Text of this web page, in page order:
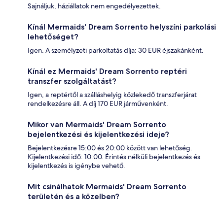
Sajnáljuk, háziállatok nem engedélyezettek.
Kínál Mermaids' Dream Sorrento helyszíni parkolási
lehetőséget?
Igen. A személyzeti parkoltatás díja: 30 EUR éjszakánként.
Kínál ez Mermaids' Dream Sorrento reptéri
transzfer szolgáltatást?
Igen, a reptértől a szálláshelyig közlekedő transzferjárat
rendelkezésre áll. A díj 170 EUR járművenként.
Mikor van Mermaids' Dream Sorrento
bejelentkezési és kijelentkezési ideje?
Bejelentkezésre 15:00 és 20:00 között van lehetőség.
Kijelentkezési idő: 10:00. Érintés nélküli bejelentkezés és
kijelentkezés is igénybe vehető.
Mit csinálhatok Mermaids' Dream Sorrento
területén és a közelben?